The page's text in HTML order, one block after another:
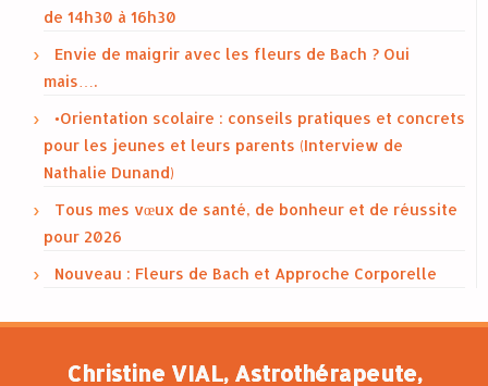
de 14h30 à 16h30
Envie de maigrir avec les fleurs de Bach ? Oui
mais….
•Orientation scolaire : conseils pratiques et concrets
pour les jeunes et leurs parents (Interview de
Nathalie Dunand)
Tous mes vœux de santé, de bonheur et de réussite
pour 2026
Nouveau : Fleurs de Bach et Approche Corporelle
Christine VIAL, Astrothérapeute,